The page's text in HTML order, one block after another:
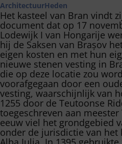
ArchitectuurHeden
Het kasteel van Bran vindt
document dat op 17
Lodewijk I van Hongarije
hij de Saksen van Brașov
eigen kosten en met hun
nieuwe stenen vesting in
die op deze locatie zou
voorafgegaan door een
vesting, waarschijnlijk van
1255 door de Teutoonse
toegeschreven aan
eeuw viel het grondgebied
onder de jurisdictie van het